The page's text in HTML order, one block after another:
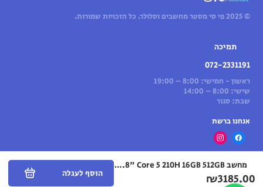
מחשב All-in-One Lenovo IdeaCentre 23.8" Core 5 210H 16GB 512GB — (אפור) Cloud Grey (ללא מסך מגע)
₪3185.00 הוסף לעגלה
© 2025 פי סי מסטר מחשבים וסלולר. כל הזכויות שמורות.
תמיכה
072-2331191
ראשון - חמישי: 8:00 – 19:00
שישי: 8:00 – 14:00
שבת: סגור
אנחנו ברשת